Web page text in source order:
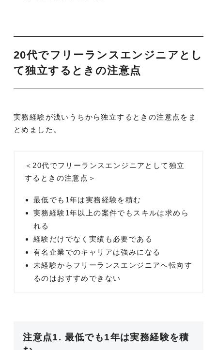
20代でフリーランスエンジニアとし
て独立するときの注意点
実務経験が浅いうちから独立するときの注意点をま
とめました。
＜20代でフリーランスエンジニアとして独立
するときの注意点＞
最低でも1年は実務経験を積む
実務経験1年以上の案件でもスキルは求めら
れる
経験だけでなく実績も必要である
有名企業でのキャリアは強みになる
未経験からフリーランスエンジニアへ転向す
るのはおすすめできない
注意点1. 最低でも1年は実務経験を積